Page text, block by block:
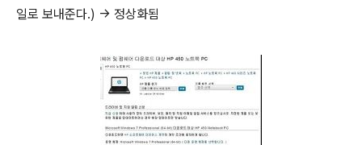
일로 보내준다.) -> 정상화됨